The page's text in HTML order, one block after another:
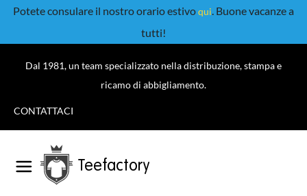
Potete consulare il nostro orario estivoqui. Buone vacanze a
tutti!
Dal 1981, un team specializzato nella distribuzione, stampa e
ricamo di abbigliamento.
CONTATTACI
Teefactory